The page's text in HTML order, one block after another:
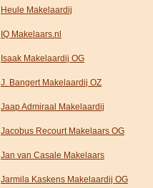
Heule Makelaardij
IQ Makelaars.nl
Isaak Makelaardij OG
J. Bangert Makelaardij OZ
Jaap Admiraal Makelaardij
Jacobus Recourt Makelaars OG
Jan van Casale Makelaars
Jarmila Kaskens Makelaardij OG